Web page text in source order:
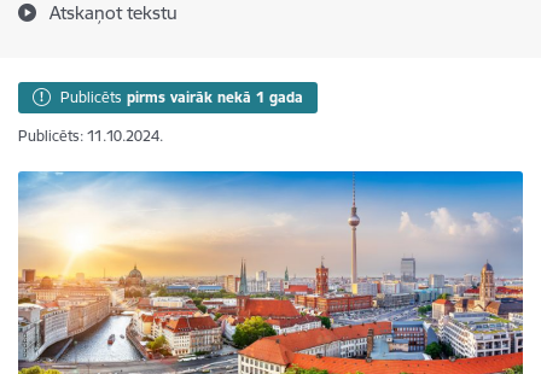
Atskaņot tekstu
Publicēts pirms vairāk nekā 1 gada
Publicēts: 11.10.2024.